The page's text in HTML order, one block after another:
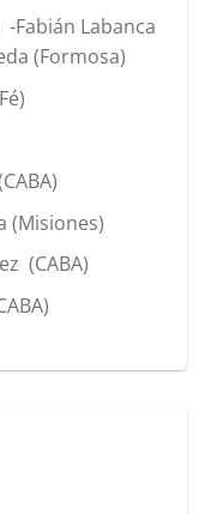
Fabián Labanca
(Formosa)
(Misiones)
(CABA)